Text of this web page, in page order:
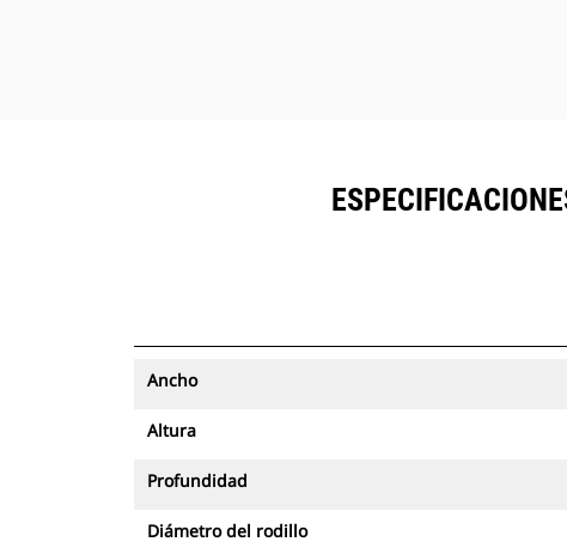
configuraciones de los accesorios
fáciles de usar.
El modelo PL161 se integra
ofrecer una administración total de
la flota de máquinas y accesorios
desde el panel en un teléfono
inteligente o tableta, donde es
Ancho
Altura
Profundidad
Diámetro del rodillo